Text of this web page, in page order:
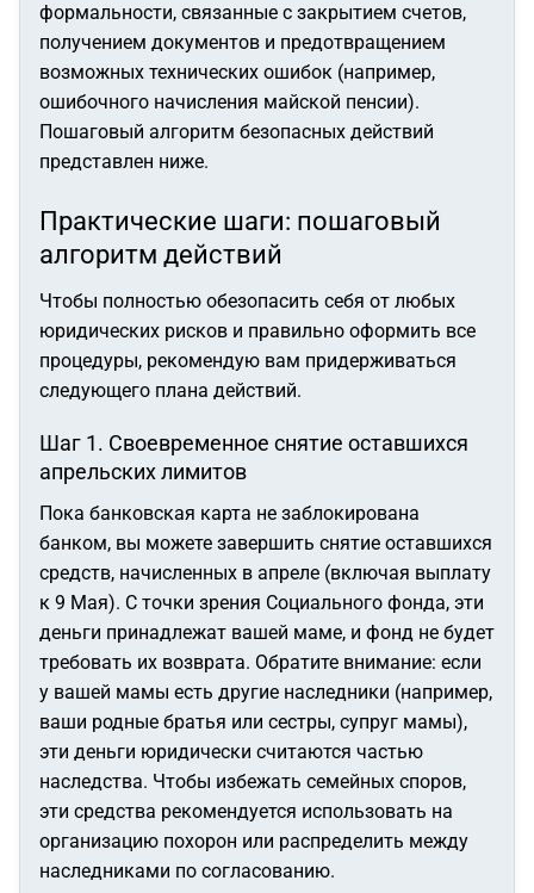
формальности, связанные с закрытием счетов,
получением документов и предотвращением
возможных технических ошибок (например,
ошибочного начисления майской пенсии).
Пошаговый алгоритм безопасных действий
представлен ниже.
Практические шаги: пошаговый
алгоритм действий
Чтобы полностью обезопасить себя от любых
юридических рисков и правильно оформить все
процедуры, рекомендую вам придерживаться
следующего плана действий.
Шаг 1. Своевременное снятие оставшихся
апрельских лимитов
Пока банковская карта не заблокирована
банком, вы можете завершить снятие оставшихся
средств, начисленных в апреле (включая выплату
к 9 Мая). С точки зрения Социального фонда, эти
деньги принадлежат вашей маме, и фонд не будет
требовать их возврата. Обратите внимание: если
у вашей мамы есть другие наследники (например,
ваши родные братья или сестры, супруг мамы),
эти деньги юридически считаются частью
наследства. Чтобы избежать семейных споров,
эти средства рекомендуется использовать на
организацию похорон или распределить между
наследниками по согласованию.